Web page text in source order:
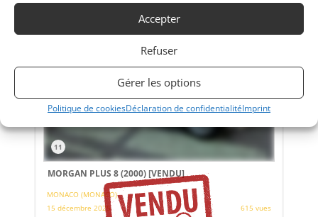
Accepter
Refuser
Gérer les options
Politique de cookiesDéclaration de confidentialitéImprint
11
MORGAN PLUS 8 (2000)[VENDU]
MONACO (MONACO)
15 décembre 2025
615 vues